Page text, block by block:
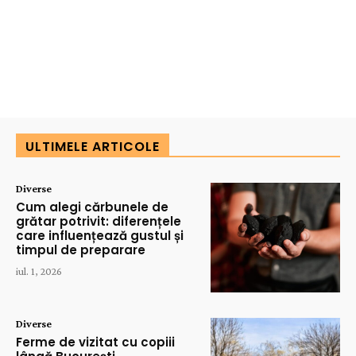
ULTIMELE ARTICOLE
Diverse
Cum alegi cărbunele de
grătar potrivit: diferențele
care influențează gustul și
timpul de preparare
iul. 1, 2026
Diverse
Ferme de vizitat cu copiii